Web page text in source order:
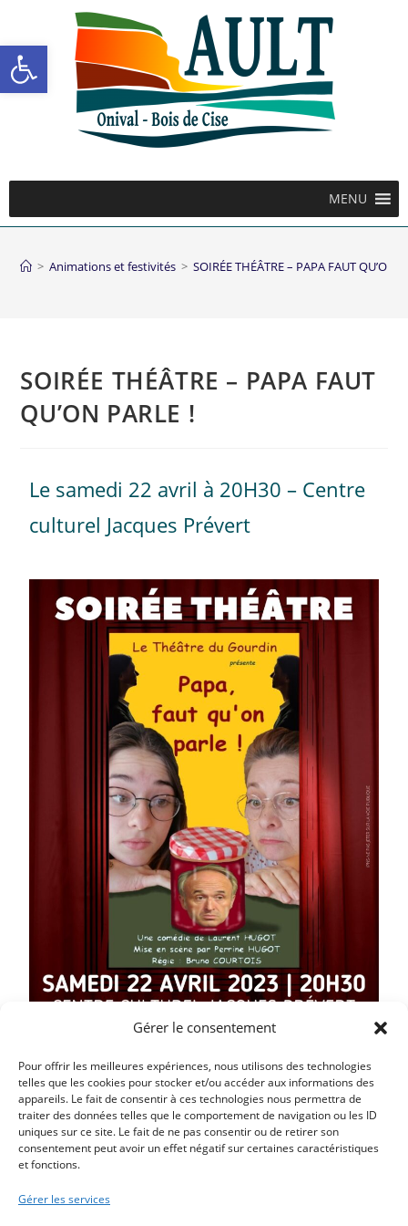
Ouvrir la barre d’outils
Gérer le consentement
Pour offrir les meilleures expériences, nous utilisons des technologies
telles que les cookies pour stocker et/ou accéder aux informations des
appareils. Le fait de consentir à ces technologies nous permettra de
traiter des données telles que le comportement de navigation ou les ID
uniques sur ce site. Le fait de ne pas consentir ou de retirer son
consentement peut avoir un effet négatif sur certaines caractéristiques
et fonctions.
Gérer les services
MENU
> Animations et festivités > SOIRÉE THÉÂTRE – PAPA FAUT QU’ON
SOIRÉE THÉÂTRE – PAPA FAUT
QU’ON PARLE !
Le samedi 22 avril à 20H30 – Centre
culturel Jacques Prévert
Article précédent
CHASSE AUX OEUFS DE PAQUES DIMANCHE 9 AVRIL